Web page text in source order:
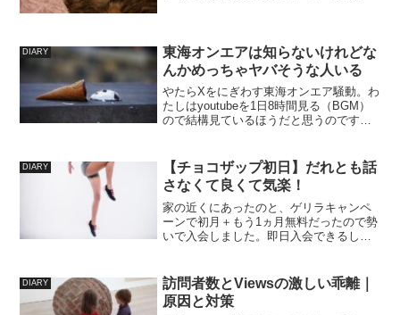
とわたしは職場の同僚なの...
DIARY
東海オンエアは知らないけれどな
んかめっちゃヤバそうな人いる
やたらXをにぎわす東海オンエア騒動。わ
たしはyoutubeを1日8時間見る（BGM）
ので結構見ているほうだと思うのです
らないのですが、コトのあらすじなどを
読んでいて、わ...
DIARY
【チョコザップ初日】だれとも話
さなくて良くて気楽！
家の近くにあったのと、ゲリラキャンペ
ーンで初月＋もう1ヵ月無料だったので勢
いで入会しました。即日入会できるし、
ては緊張します。わたしジム行かなき
ゃ…と憂鬱な気持ちで...
DIARY
訪問者数とViewsの激しい乖離｜
原因と対策